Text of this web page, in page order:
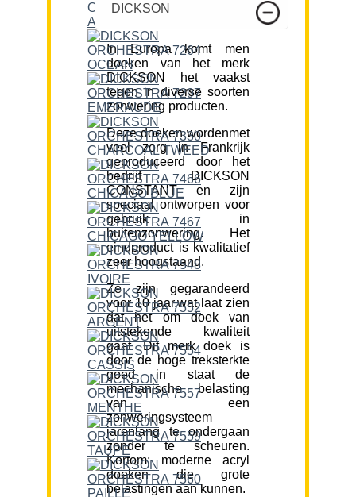
DICKSON
In Europa komt men
doeken van het merk
DICKSON het vaakst
tegen in diverse soorten
zonwering producten.
Deze doeken wordenmet
veel zorg in Frankrijk
geproduceerd door het
bedrijf DICKSON
CONSTANT en zijn
speciaal ontworpen voor
gebruik in
buitenzonwering. Het
eindproduct is kwalitatief
zeer hoogstaand.
Ze zijn gegarandeerd
voor 10 jaar,wat laat zien
dat het om doek van
uitstekende kwaliteit
gaat. Dit merk doek is
door de hoge treksterkte
goed in staat de
mechanische belasting
van een
zonweringsysteem
jarenlang te ondergaan
zonder te scheuren.
Kortom; moderne acryl
doeken die grote
belastingen aan kunnen.